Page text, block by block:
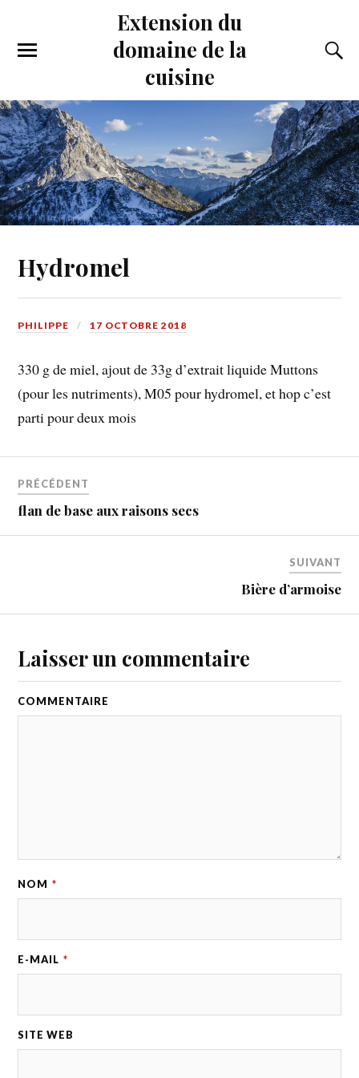
Extension du
domaine de la
cuisine
Hydromel
PHILIPPE 17 OCTOBRE 2018
330 g de miel, ajout de 33g d’extrait liquide Muttons
(pour les nutriments), M05 pour hydromel, et hop c’est
parti pour deux mois
PRÉCÉDENT
flan de base aux raisons secs
SUIVANT
Bière d’armoise
Laisser un commentaire
COMMENTAIRE
NOM *
E-MAIL *
SITE WEB